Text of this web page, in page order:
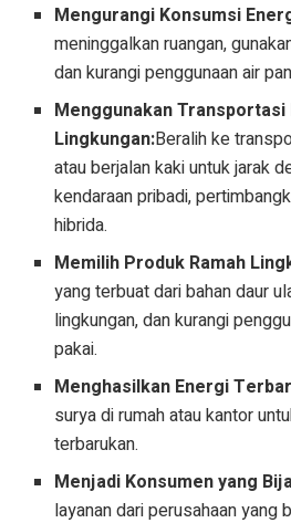
Mengurangi Konsumsi
meninggalkan ruangan,
dan kurangi penggunaan air
Menggunakan Transportasi
Lingkungan:Beralih ke
atau berjalan kaki untuk jarak
kendaraan pribadi,
hibrida.
Memilih Produk Ramah
yang terbuat dari bahan daur
lingkungan, dan kurangi
pakai.
Menghasilkan Energi
surya di rumah atau kantor
terbarukan.
Menjadi Konsumen yang
layanan dari perusahaan yang